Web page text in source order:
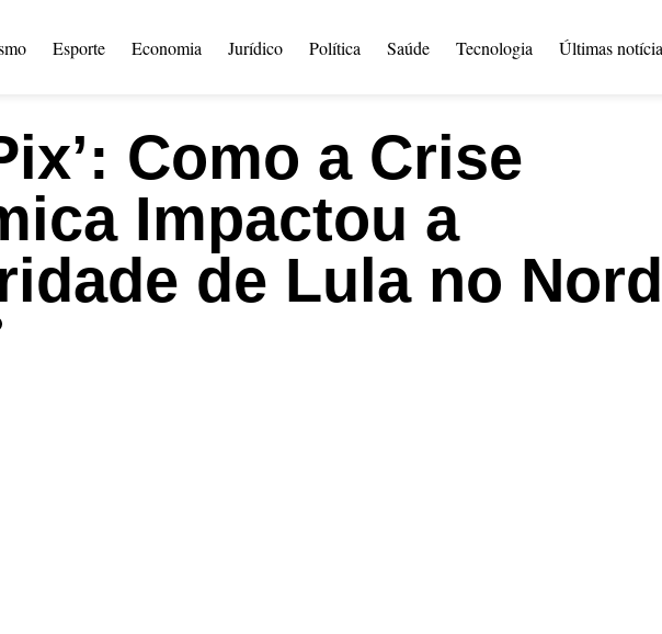
Esporte Economia Jurídico Política Saúde Tecnologia Últimas
Como a Crise
Impactou a
de Lula no